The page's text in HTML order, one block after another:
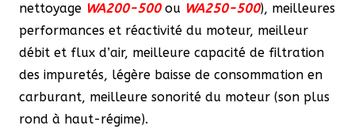
nettoyage WA200-500ou WA250-500), meilleures
performances et réactivité du moteur, meilleur
débit et flux d’air, meilleure capacité de filtration
des impuretés, légère baisse de consommation en
carburant, meilleure sonorité du moteur (son plus
rond à haut-régime).